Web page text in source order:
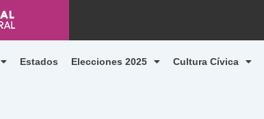
Estados Elecciones 2025 Cultura Cívica